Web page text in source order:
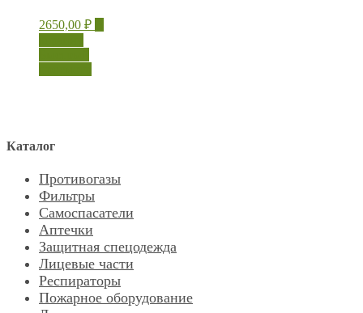
2650,00 ₽
Каталог
Противогазы
Фильтры
Самоспасатели
Аптечки
Защитная спецодежда
Лицевые части
Респираторы
Пожарное оборудование